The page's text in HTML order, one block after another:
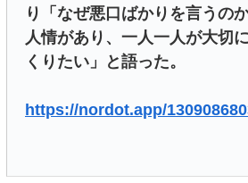
り「なぜ悪口ばかりを言うの
人情があり、一人一人が大切
くりたい」と語った。
https://nordot.app/